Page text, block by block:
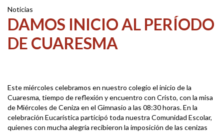
Noticias
DAMOS INICIO AL PERÍODO
DE CUARESMA
Este miércoles celebramos en nuestro colegio el inicio de la
Cuaresma, tiempo de reflexión y encuentro con Cristo, con la misa
de Miércoles de Ceniza en el Gimnasio a las 08:30 horas. En la
celebración Eucarística participó toda nuestra Comunidad Escolar,
quienes con mucha alegría recibieron la imposición de las cenizas